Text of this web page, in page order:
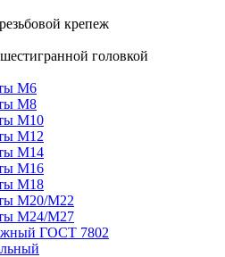
крепеж
головкой
М6
М8
М10
М12
М14
М16
М18
М20/M22
М24/М27
ГОСТ 7802